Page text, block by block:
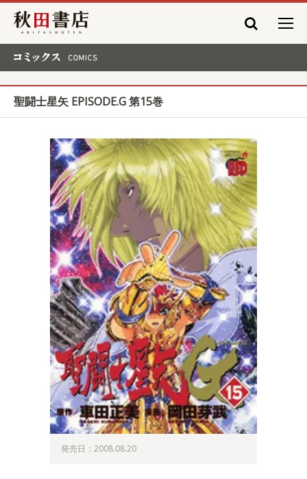
秋田書店
聖闘士星矢 EPISODE.G 第15巻
発売日：2008.08.20